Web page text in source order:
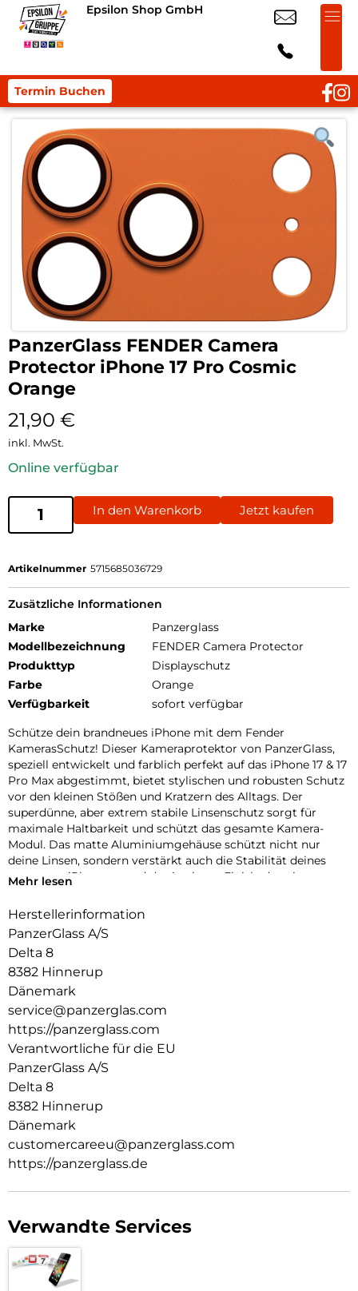
Epsilon Shop GmbH
Termin Buchen
PanzerGlass FENDER Camera
Protector iPhone 17 Pro Cosmic
Orange
21,90 €
inkl. MwSt.
Online verfügbar
In den Warenkorb Jetzt kaufen
Artikelnummer 5715685036729
Zusätzliche Informationen
Marke
Panzerglass
Modellbezeichnung
FENDER Camera Protector
Produkttyp
Displayschutz
Farbe
Orange
Verfügbarkeit
sofort verfügbar
Schütze dein brandneues iPhone mit dem Fender
KamerasSchutz! Dieser Kameraprotektor von PanzerGlass,
speziell entwickelt und farblich perfekt auf das iPhone 17 & 17
Pro Max abgestimmt, bietet stylischen und robusten Schutz
vor den kleinen Stößen und Kratzern des Alltags. Der
superdünne, aber extrem stabile Linsenschutz sorgt für
maximale Haltbarkeit und schützt das gesamte Kamera-
Modul. Das matte Aluminiumgehäuse schützt nicht nur
deine Linsen, sondern verstärkt auch die Stabilität deines
gesamten iPhones – und das in einem Finish, das nie
geräteabgestimmten Farben: Silver, Deep Blue und Cosmic
Orange. Und klar – die Installation ist kinderleicht und sitzt
perfekt. Der farblich abgestimmte Fender von PanzerGlass
schützt dein iPhone mit einzigartigem Kameraschutz – echt
stark, echt du.
Der Global Recycled Standard (GRS) = Die GRS ist eine
internationale Produktnorm, die Anforderungen an recycelte
Materialien definiert, z.B. in Bezug auf Rückverfolgbarkeit,
chemische Inhaltsstoffe und Umweltauswirkungen.
Mehr lesen
Herstellerinformation
PanzerGlass A/S
Delta 8
8382 Hinnerup
Dänemark
service@panzerglas.com
https://panzerglass.com
Verantwortliche für die EU
PanzerGlass A/S
Delta 8
8382 Hinnerup
Dänemark
customercareeu@panzerglass.com
https://panzerglass.de
Verwandte Services